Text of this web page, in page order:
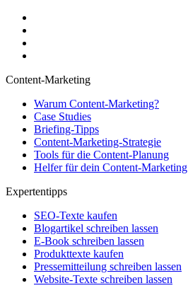
Content-Marketing
Warum Content-Marketing?
Case Studies
Briefing-Tipps
Content-Marketing-Strategie
Tools für die Content-Planung
Helfer für dein Content-Marketing
Expertentipps
SEO-Texte kaufen
Blogartikel schreiben lassen
E-Book schreiben lassen
Produkttexte kaufen
Pressemitteilung schreiben lassen
Website-Texte schreiben lassen